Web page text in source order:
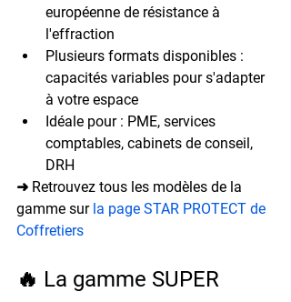
européenne de résistance à
l'effraction
Plusieurs formats disponibles :
capacités variables pour s'adapter
à votre espace
Idéale pour : PME, services
comptables, cabinets de conseil,
DRH
➜ Retrouvez tous les modèles de la
gamme sur la page STAR PROTECT de
Coffretiers
🔥 La gamme SUPER